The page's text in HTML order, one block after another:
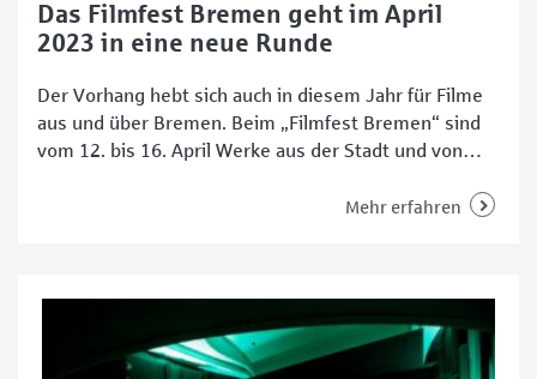
Das Filmfest Bremen geht im April
2023 in eine neue Runde
Der Vorhang hebt sich auch in diesem Jahr für Filme
aus und über Bremen. Beim „Filmfest Bremen“ sind
vom 12. bis 16. April Werke aus der Stadt und von
50.000 Euro Preisgeld gehen an verschiedene der
Mehr erfahren